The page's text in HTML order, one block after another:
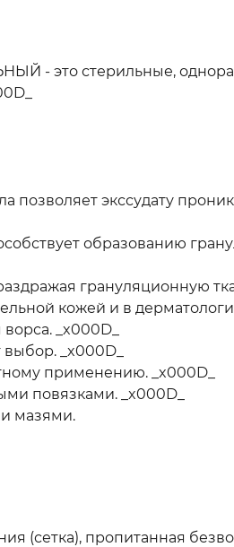
это стерильные,
позволяет экссудату
образованию
грануляционную
кожей и в
_x000D_
_x000D_
применению. _x000D_
повязками. _x000D_
мазями.
(сетка), пропитанная